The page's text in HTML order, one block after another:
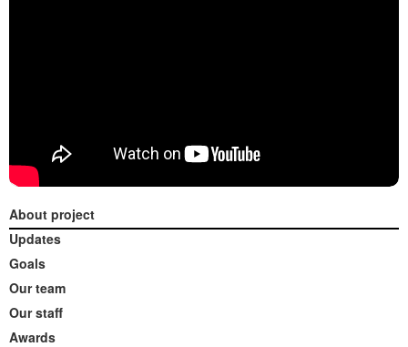
About project
Updates
Goals
Our team
Our staff
Awards